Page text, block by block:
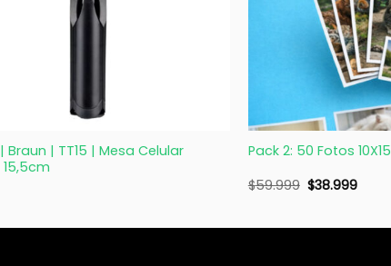
Braun | TT15 | Mesa Celular
Pack 2: 50 Fotos 10X15
$59.999 $38.999